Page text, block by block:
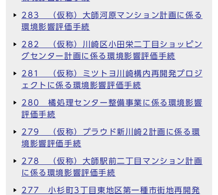
283 （仮称）大師河原マンション計画に係る
環境影響評価手続
282 （仮称）川崎区小田栄二丁目ショッピン
グセンター計画に係る環境影響評価手続
281 （仮称）ミツトヨ川崎構内再開発プロジ
ェクトに係る環境影響評価手続
280 橘処理センター整備事業に係る環境影響
評価手続
279 （仮称）プラウド新川崎2計画に係る環
境影響評価手続
278 （仮称）大師駅前二丁目マンション計画
に係る環境影響評価手続
277 小杉町3丁目東地区第一種市街地再開発